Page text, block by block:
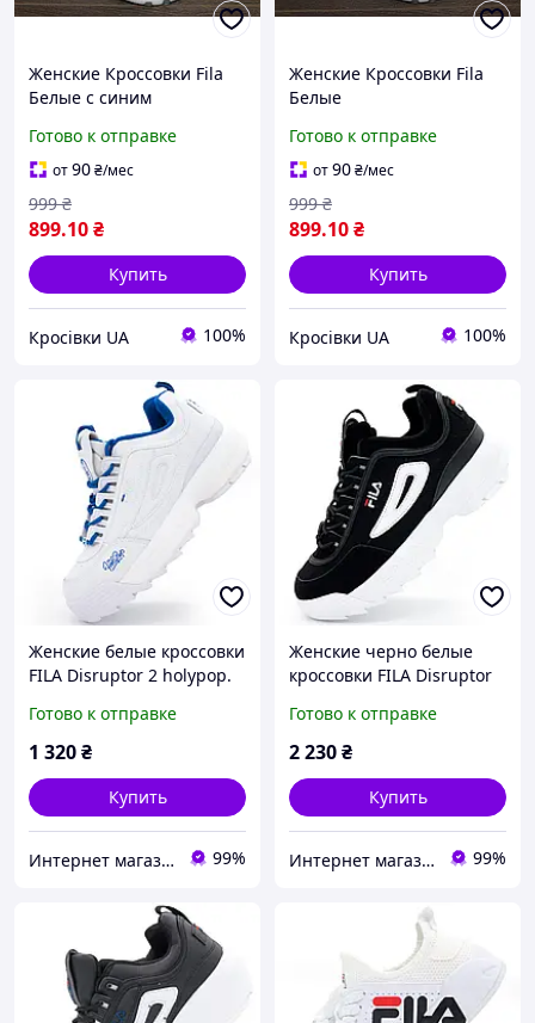
Женские Кроссовки Fila
Белые с синим
Готово к отправке
от90₴/мес
899.10₴
999 ₴
Купить
Кросівки UA 100%
Женские Кроссовки Fila
Белые
Готово к отправке
от90₴/мес
899.10₴
999 ₴
Купить
Кросівки UA 100%
Женские белые кроссовки
FILA Disruptor 2 holypop.
Размеры в наличии: 37,
38.
Готово к отправке
1 320₴
Купить
Интернет магазин обуви I love my shoes 99%
Женские черно белые
кроссовки FILA Disruptor
Размеры в наличии: 38,
39, 40.
Готово к отправке
2 230₴
Купить
Интернет магазин обуви I love my shoes 99%